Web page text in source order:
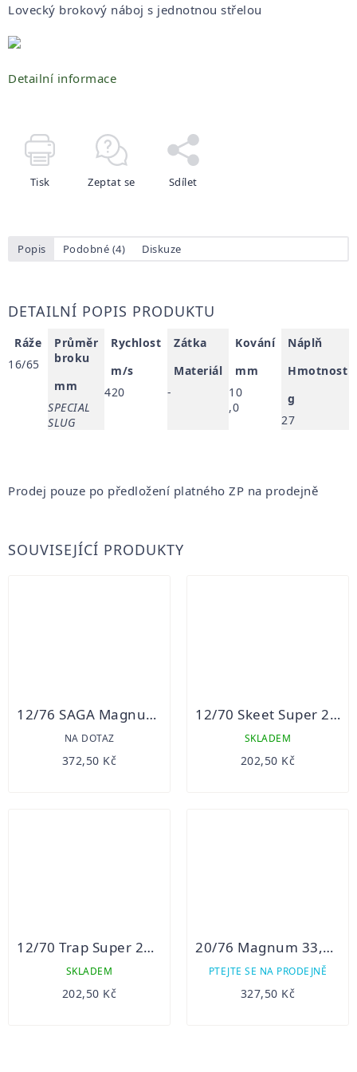
Lovecký brokový náboj s jednotnou střelou
Detailní informace
Tisk Zeptat se Sdílet
Popis Podobné (4) Diskuze
DETAILNÍ POPIS PRODUKTU
Ráže
16/65
Průměr
broku
mm
SPECIAL
SLUG
Rychlost
m/s
420
Zátka
Materiál
-
Kování
mm
10
,0
Náplň
Hmotnost
g
27
Prodej pouze po předložení platného ZP na prodejně
SOUVISEJÍCÍ PRODUKTY
12/76 SAGA Magnum 50 25ks
NA DOTAZ
372,50 Kč
12/70 Skeet Super 24g S&B 25ks
SKLADEM
202,50 Kč
12/70 Trap Super 24g S&B 25ks
SKLADEM
202,50 Kč
20/76 Magnum 33,5g SB
PTEJTE SE NA PRODEJNĚ
327,50 Kč